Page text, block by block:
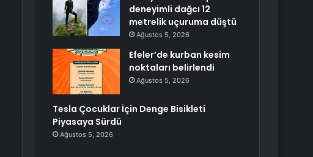
deneyimli dağcı 12
metrelik uçuruma düştü
Ağustos 5, 2026
Efeler’de kurban kesim
noktaları belirlendi
Ağustos 5, 2026
Tesla Çocuklar İçin Denge Bisikleti
Piyasaya Sürdü
Ağustos 5, 2026